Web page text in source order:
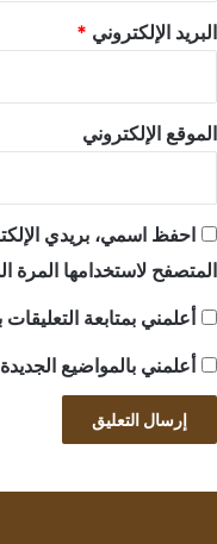
البريد الإلكتروني *
الموقع الإلكتروني
احفظ اسمي، بريدي
المتصفح لاستخدامها المرة
أعلمني بمتابعة
أعلمني بالمواضيع